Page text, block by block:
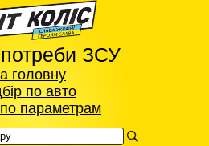
ЗСУ
головну
по авто
по параметрам